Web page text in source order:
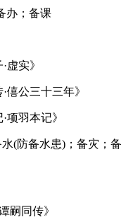
办；备课
实》
公三十三年》
羽本记》
(防备水患)；备灾；备
嗣同传》